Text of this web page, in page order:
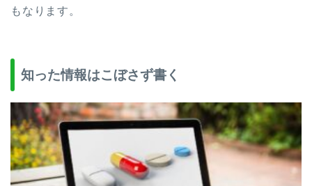
もなります。
知った情報はこぼさず書く